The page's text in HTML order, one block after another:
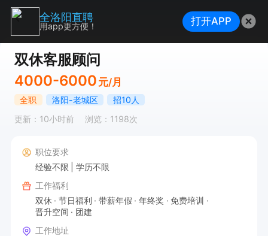
双休客服顾问
4000-6000 元/月
全职 洛阳-老城区
招10人
更新：10小时前
浏览：1198次
职位要求
经验不限
学历不限
工作福利
双休
节日福利 带薪年假 年终奖
免费培训
晋升空间
团建
工作地址
全洛阳直聘
用app更方便！ 打开APP